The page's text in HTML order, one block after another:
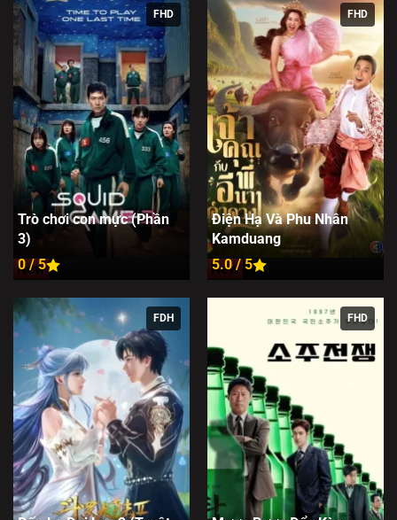
FHD
New
Trò chơi con mực (Phần
3)
0 / 5
FHD
New
Điện Hạ Và Phu Nhân
Kamduang
5.0 / 5
FDH FHD